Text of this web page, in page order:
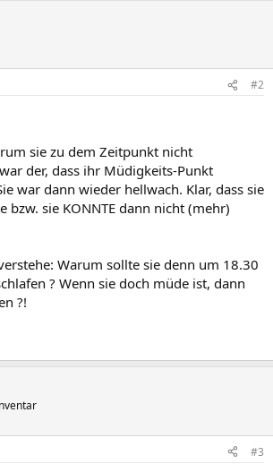
#2
sie zu dem Zeitpunkt nicht
der, dass ihr Müdigkeits-Punkt
war dann wieder hellwach. Klar, dass sie
bzw. sie KONNTE dann nicht (mehr)
Warum sollte sie denn um 18.30
? Wenn sie doch müde ist, dann
?!
#3